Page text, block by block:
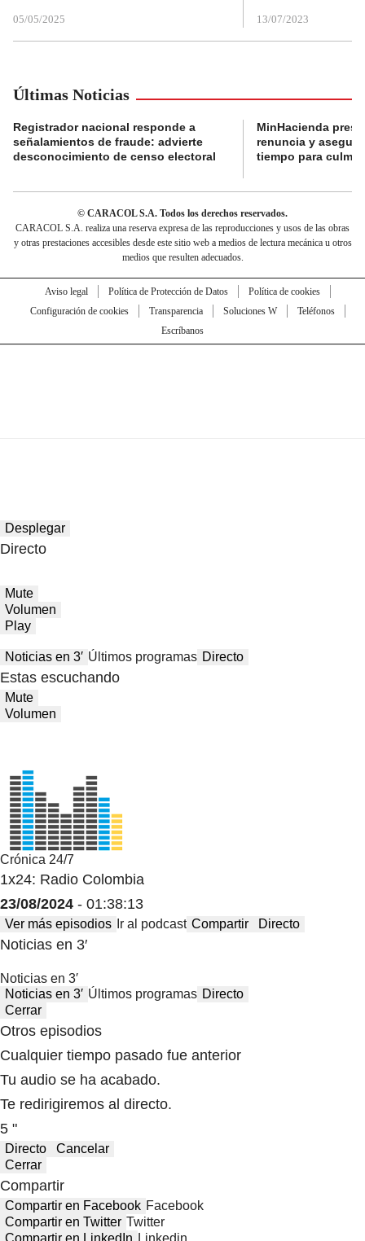
05/05/2025 13/07/2023
Últimas Noticias
Registrador nacional responde a
señalamientos de fraude: advierte
desconocimiento de censo electoral
MinHacienda
renuncia y
tiempo para
© CARACOL S.A. Todos los derechos reservados.
CARACOL S.A. realiza una reserva expresa de las reproducciones y usos de las obras
y otras prestaciones accesibles desde este sitio web a medios de lectura mecánica u otros
medios que resulten adecuados.
Aviso legal Política de Protección de Datos
Política de cookies
Configuración de cookies
Transparencia Soluciones W
Teléfonos
Escríbanos
Desplegar
Directo
Mute
Volumen
Play
Noticias en 3′ Últimos programas Directo
Estas escuchando
Mute
Volumen
Crónica 24/7
1x24: Radio Colombia
23/08/2024 - 01:38:13
Ver más episodios Ir al podcast Compartir Directo
Noticias en 3′
Noticias en 3′
Noticias en 3′ Últimos programas Directo
Cerrar
Otros episodios
Cualquier tiempo pasado fue anterior
Tu audio se ha acabado.
Te redirigiremos al directo.
5 "
Directo
Cancelar
Cerrar
Compartir
Compartir en Facebook Facebook
Compartir en Twitter Twitter
Compartir en LinkedIn
Linkedin